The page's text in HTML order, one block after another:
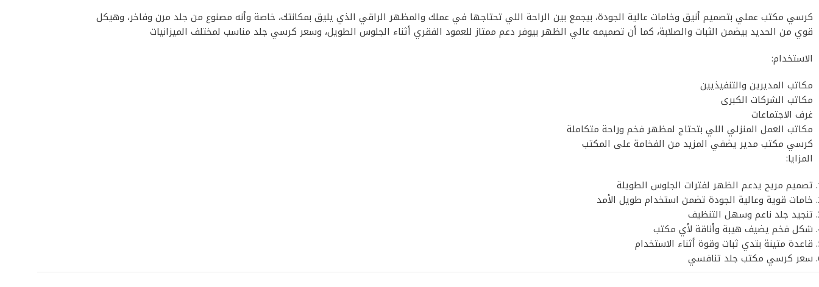
كرسي مكتب عملي بتصميم أنيق وخامات عالية الجودة، بيجمع بين الراحة اللي تحتاجها في عملك والمظهر الراقي الذي يليق بمكانتك، خاصة وأنه مصنوع من جلد مرن وفاخر، وهيكل
قوي من الحديد بيضمن الثبات والصلابة، كما أن تصميمه عالي الظهر بيوفر دعم ممتاز للعمود الفقري أثناء الجلوس الطويل، وسعر كرسي جلد​ مناسب لمختلف الميزانيات
الاستخدام:
مكاتب المديرين والتنفيذيين
مكاتب الشركات الكبرى
غرف الاجتماعات
مكاتب العمل المنزلي اللي بتحتاج لمظهر فخم وراحة متكاملة
كرسي مكتب مدير يضفي المزيد من الفخامة على المكتب
المزايا:
تصميم مريح يدعم الظهر لفترات الجلوس الطويلة
خامات قوية وعالية الجودة تضمن استخدام طويل الأمد
تنجيد جلد ناعم وسهل التنظيف
شكل فخم يضيف هيبة وأناقة لأي مكتب
قاعدة متينة بتدي ثبات وقوة أثناء الاستخدام
سعر كرسي مكتب جلد​ تنافسي